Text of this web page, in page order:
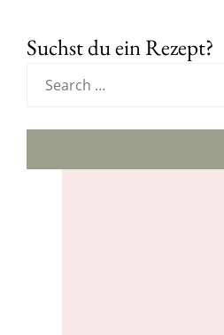
Suchst du ein Rezept?